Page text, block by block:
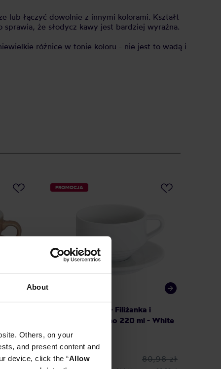
About
Others, on your
and present content and
device, click the “Allow
lub łączyć dowolnie z innymi kolorami. Kształt
że słodycz kawy jest bardziej wyraźna.
różnice w tonie koloru - nie jest to wadą i
PROMOCJA
Loveramics Deco - Filiżanka i
spodek Cappuccino 220 ml - White
80,98 zł